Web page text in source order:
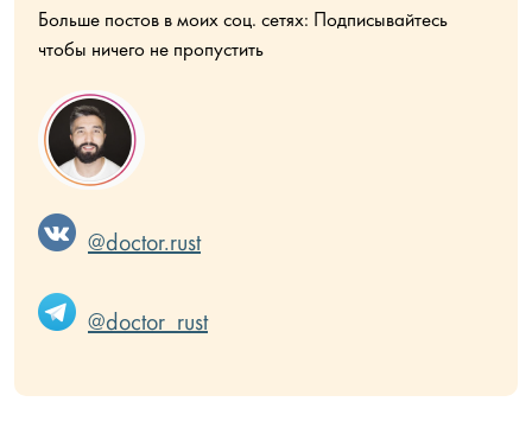
Больше постов в моих соц. сетях: Подписывайтесь
чтобы ничего не пропустить
@doctor.rust
@doctor_rust